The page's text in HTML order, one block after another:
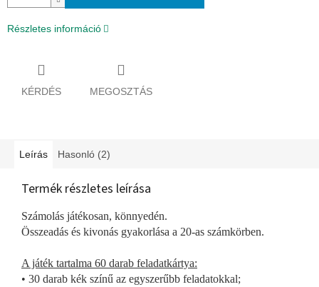
Részletes információ
KÉRDÉS MEGOSZTÁS
Leírás Hasonló (2)
Termék részletes leírása
Számolás játékosan, könnyedén.
Összeadás és kivonás gyakorlása a 20-as számkörben.
A játék tartalma 60 darab feladatkártya:
• 30 darab kék színű az egyszerűbb feladatokkal;